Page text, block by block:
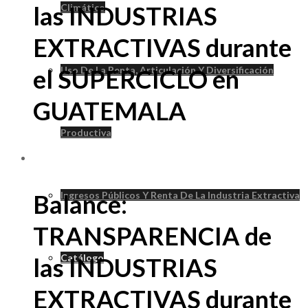
Climático
Uso De La Renta, Articulación Y Diversificación
Productiva
Ingresos Públicos Y Renta De La Industria Extractiva
Catálogo
las INDUSTRIAS
EXTRACTIVAS durante
el SUPERCICLO en
GUATEMALA
Balance:
TRANSPARENCIA de
las INDUSTRIAS
EXTRACTIVAS durante